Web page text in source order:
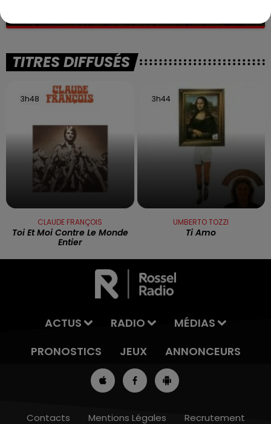
La victime a coulé à pic
TITRES DIFFUSÉS
3h48
3h48
CLAUDE FRANÇOIS
Toi Et Moi Contre Le Monde
Entier
3h44
3h44
UMBERTO TOZZI
Ti Amo
ACTUS RADIO
MÉDIAS
PRONOSTICS
JEUX ANNONCEURS
Contacts Mentions Légales Recrutement